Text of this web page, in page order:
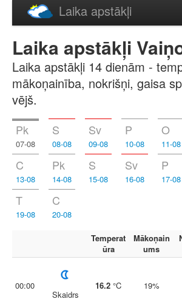
Laika apstākļi
English
Laika apstākļi
Laika apstākļi 14 dienām -
mākoņainība, nokrišņi, gaisa
vējš.
Pk
07-08
S
08-08
Sv
09-08
P
10-08
O
11-08
C
13-08
Pk
14-08
S
15-08
Sv
16-08
P
17-08
T
19-08
C
20-08
Temperat
ūra
Mākoņain
ums
00:00
Skaidrs
16.2 °C 19%